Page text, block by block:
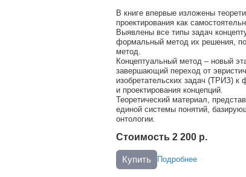
В книге впервые изложены
проектирования как
Выявлены все типы задач
формальный метод их решения,
метод.
Концептуальный метод ­– новый
завершающий переход от
изобретательских задач (ТРИЗ)
и проектирования концепций.
Теоретический материал,
единой системы понятий,
онтологии.
Стоимость 2 200 р.
Купить Подробнее